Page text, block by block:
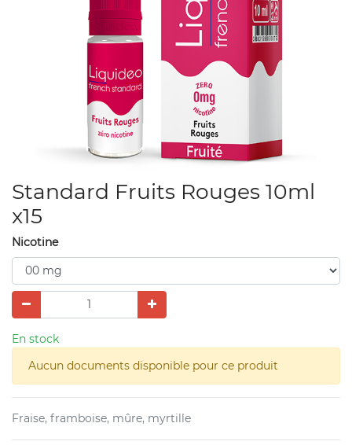
Standard Fruits Rouges 10ml
x15
Nicotine
En stock
Aucun documents disponible pour ce produit
Fraise, framboise, mûre, myrtille